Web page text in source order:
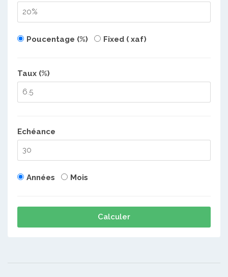
Poucentage (%) Fixed ( xaf)
Taux (%)
Echéance
Années Mois
Calculer